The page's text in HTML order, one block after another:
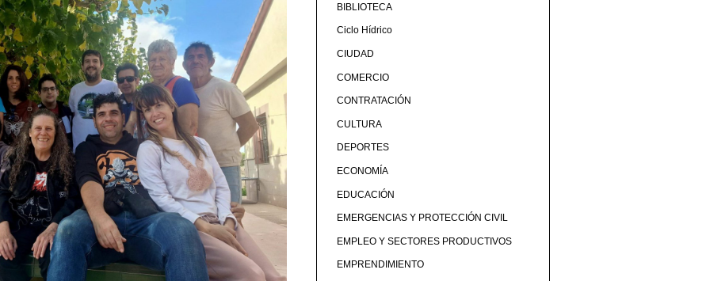
BIBLIOTECA
Ciclo Hídrico
CIUDAD
COMERCIO
CONTRATACIÓN
CULTURA
DEPORTES
ECONOMÍA
EDUCACIÓN
EMERGENCIAS Y PROTECCIÓN CIVIL
EMPLEO Y SECTORES PRODUCTIVOS
EMPRENDIMIENTO